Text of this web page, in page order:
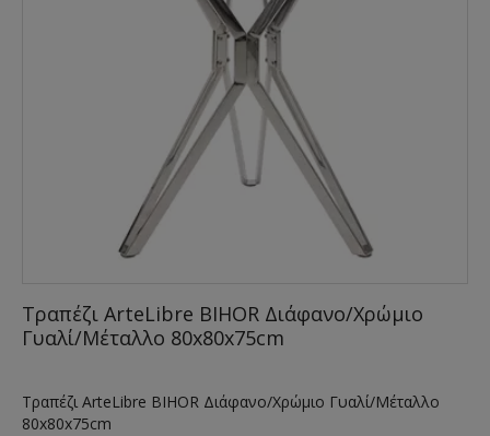
Τραπέζι ArteLibre BIHOR Διάφανο/Χρώμιο
Γυαλί/Μέταλλο 80x80x75cm
Τραπέζι ArteLibre BIHOR Διάφανο/Χρώμιο Γυαλί/Μέταλλο
80x80x75cm